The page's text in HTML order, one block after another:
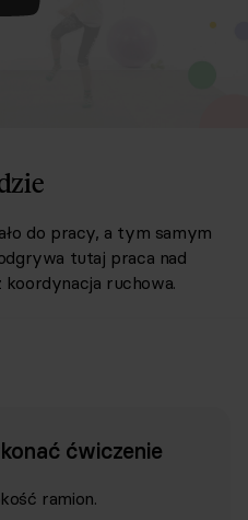
do pracy, a tym samym
tutaj praca nad
koordynacja ruchowa.
ćwiczenie
ramion.